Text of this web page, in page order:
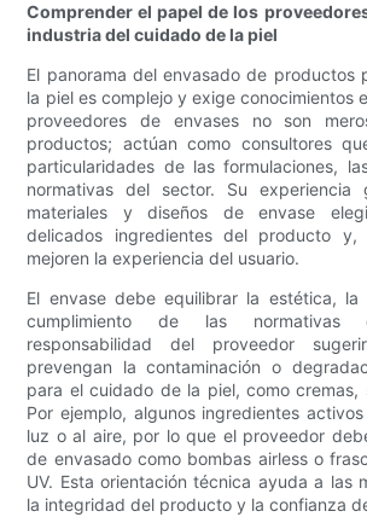
Comprender el papel de los
industria del cuidado de la piel
El panorama del envasado de productos
la piel es complejo y exige conocimientos
proveedores de envases no son
productos; actúan como consultores
particularidades de las formulaciones,
normativas del sector. Su experiencia
materiales y diseños de envase
delicados ingredientes del producto y,
mejoren la experiencia del usuario.
El envase debe equilibrar la estética,
cumplimiento de las
responsabilidad del proveedor
prevengan la contaminación o
para el cuidado de la piel, como cremas,
Por ejemplo, algunos ingredientes
luz o al aire, por lo que el proveedor
de envasado como bombas airless o
UV. Esta orientación técnica ayuda a las
la integridad del producto y la confianza